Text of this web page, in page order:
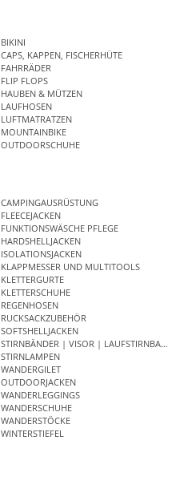
BIKINI
CAPS, KAPPEN, FISCHERHÜTE
FAHRRÄDER
FLIP FLOPS
HAUBEN & MÜTZEN
LAUFHOSEN
LUFTMATRATZEN
MOUNTAINBIKE
OUTDOORSCHUHE
CAMPINGAUSRÜSTUNG
FLEECEJACKEN
FUNKTIONSWÄSCHE PFLEGE
HARDSHELLJACKEN
ISOLATIONSJACKEN
KLAPPMESSER UND MULTITOOLS
KLETTERGURTE
KLETTERSCHUHE
REGENHOSEN
RUCKSACKZUBEHÖR
SOFTSHELLJACKEN
STIRNBÄNDER | VISOR | LAUFSTIRNBAND
STIRNLAMPEN
WANDERGILET
OUTDOORJACKEN
WANDERLEGGINGS
WANDERSCHUHE
WANDERSTÖCKE
WINTERSTIEFEL